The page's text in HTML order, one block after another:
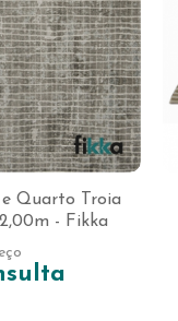
e Quarto Troia
- Fikka